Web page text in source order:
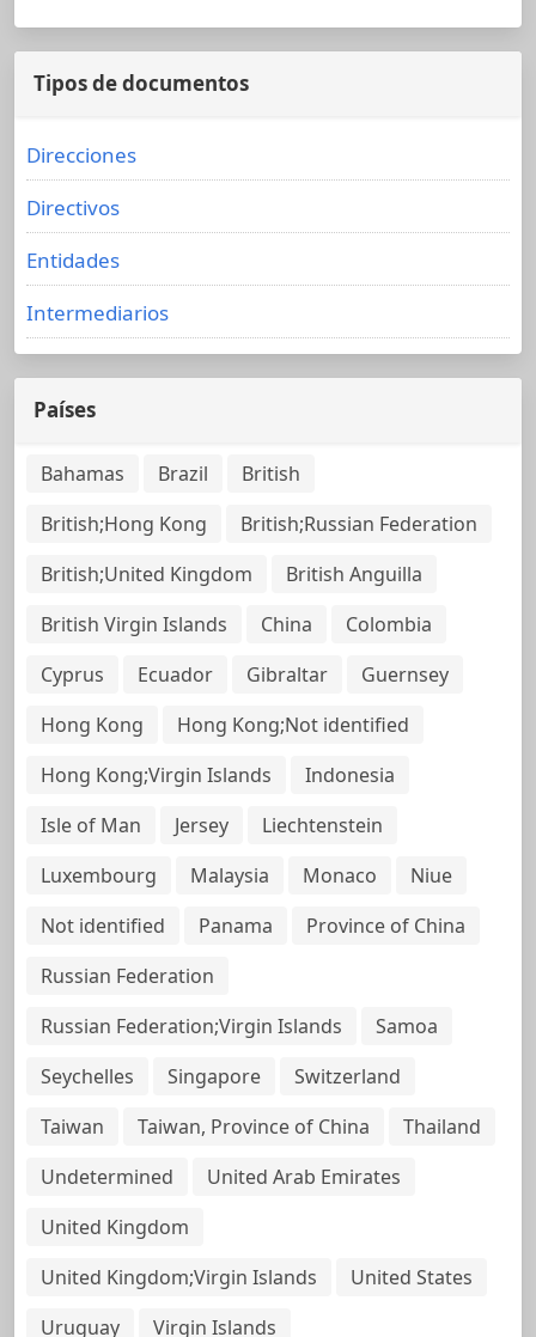
Tipos de documentos
Direcciones
Directivos
Entidades
Intermediarios
Países
Bahamas Brazil
British
British;Hong Kong
British;Russian Federation
British;United Kingdom
British Anguilla
British Virgin Islands
China
Colombia
Cyprus
Ecuador Gibraltar
Guernsey
Hong Kong
Hong Kong;Not identified
Hong Kong;Virgin Islands
Indonesia
Isle of Man
Jersey
Liechtenstein
Luxembourg
Malaysia Monaco
Niue
Not identified
Panama
Province of China
Russian Federation
Russian Federation;Virgin Islands
Samoa
Seychelles
Singapore
Switzerland
Taiwan
Taiwan, Province of China
Thailand
Undetermined
United Arab Emirates
United Kingdom
United Kingdom;Virgin Islands
United States
Uruguay
Virgin Islands